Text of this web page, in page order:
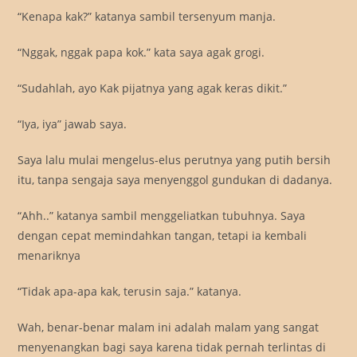
“Kenapa kak?” katanya sambil tersenyum manja.
“Nggak, nggak papa kok.” kata saya agak grogi.
“Sudahlah, ayo Kak pijatnya yang agak keras dikit.”
“Iya, iya” jawab saya.
Saya lalu mulai mengelus-elus perutnya yang putih bersih
itu, tanpa sengaja saya menyenggol gundukan di dadanya.
“Ahh..” katanya sambil menggeliatkan tubuhnya. Saya
dengan cepat memindahkan tangan, tetapi ia kembali
menariknya
“Tidak apa-apa kak, terusin saja.” katanya.
Wah, benar-benar malam ini adalah malam yang sangat
menyenangkan bagi saya karena tidak pernah terlintas di